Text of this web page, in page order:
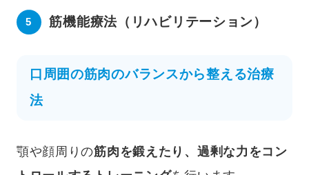
筋機能療法（リハビリテーション）
口周囲の筋肉のバランスから整える治療
法
顎や顔周りの筋肉を鍛えたり、過剰な力をコン